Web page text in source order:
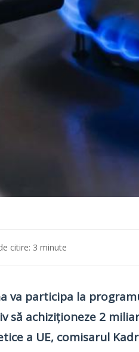
citire: 3 minute
va participa la
să achiziţioneze 2
a UE, comisarul